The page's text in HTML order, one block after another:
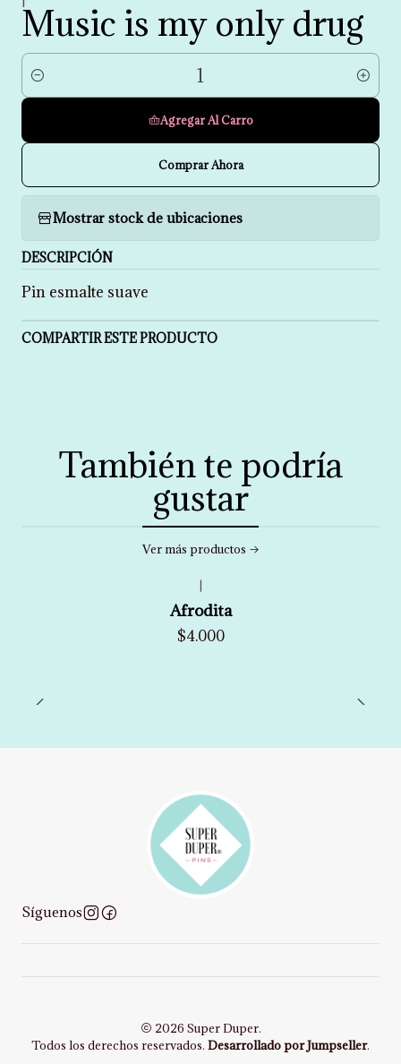
Music is my only drug
Cantidad
Agregar Al Carro
Comprar Ahora
Mostrar stock de ubicaciones
DESCRIPCIÓN
Pin esmalte suave
COMPARTIR ESTE PRODUCTO
También te podría
gustar
Ver más productos
Afrodita
$4.000
Síguenos
2026 Super Duper.
Todos los derechos reservados. Desarrollado por Jumpseller.